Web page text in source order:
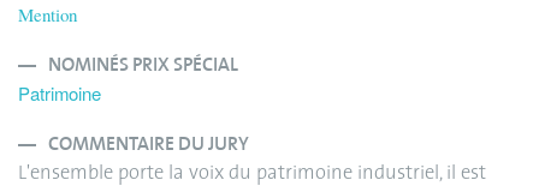
Mention
NOMINÉS PRIX SPÉCIAL
Patrimoine
COMMENTAIRE DU JURY
L'ensemble porte la voix du patrimoine industriel, il est